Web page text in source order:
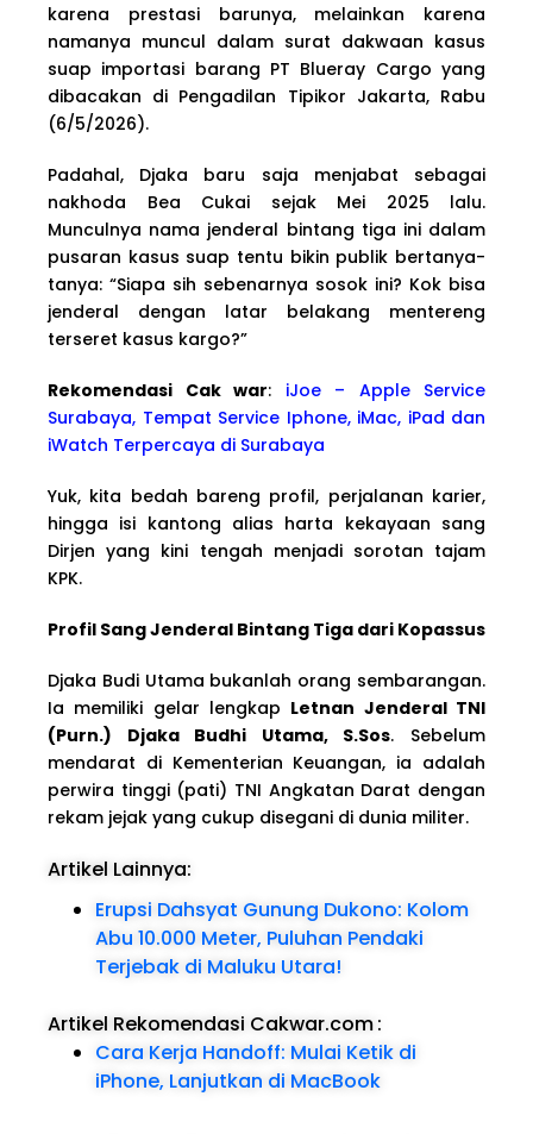
karena prestasi barunya, melainkan karena
namanya muncul dalam surat dakwaan kasus
suap importasi barang PT Blueray Cargo yang
dibacakan di Pengadilan Tipikor Jakarta, Rabu
(6/5/2026).
Padahal, Djaka baru saja menjabat sebagai
nakhoda Bea Cukai sejak Mei 2025 lalu.
Munculnya nama jenderal bintang tiga ini dalam
pusaran kasus suap tentu bikin publik bertanya-
tanya: “Siapa sih sebenarnya sosok ini? Kok bisa
jenderal dengan latar belakang mentereng
terseret kasus kargo?”
Rekomendasi Cak war: iJoe – Apple Service
Surabaya, Tempat Service Iphone, iMac, iPad dan
iWatch Terpercaya di Surabaya
Yuk, kita bedah bareng profil, perjalanan karier,
hingga isi kantong alias harta kekayaan sang
Dirjen yang kini tengah menjadi sorotan tajam
KPK.
Profil Sang Jenderal Bintang Tiga dari Kopassus
Djaka Budi Utama bukanlah orang sembarangan.
Ia memiliki gelar lengkap Letnan Jenderal TNI
(Purn.) Djaka Budhi Utama, S.Sos. Sebelum
mendarat di Kementerian Keuangan, ia adalah
perwira tinggi (pati) TNI Angkatan Darat dengan
rekam jejak yang cukup disegani di dunia militer.
Artikel Lainnya:
Erupsi Dahsyat Gunung Dukono: Kolom
Abu 10.000 Meter, Puluhan Pendaki
Terjebak di Maluku Utara!
Artikel Rekomendasi Cakwar.com:
Cara Kerja Handoff: Mulai Ketik di
iPhone, Lanjutkan di MacBook